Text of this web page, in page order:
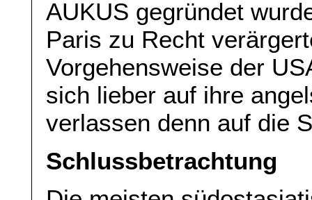
AUKUS gegründet
Paris zu Recht
Vorgehensweise der
sich lieber auf ihre
verlassen denn auf die
Schlussbetrachtung